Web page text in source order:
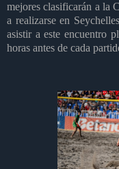
mejores clasificarán a la
a realizarse en
asistir a este encuentro
horas antes de cada